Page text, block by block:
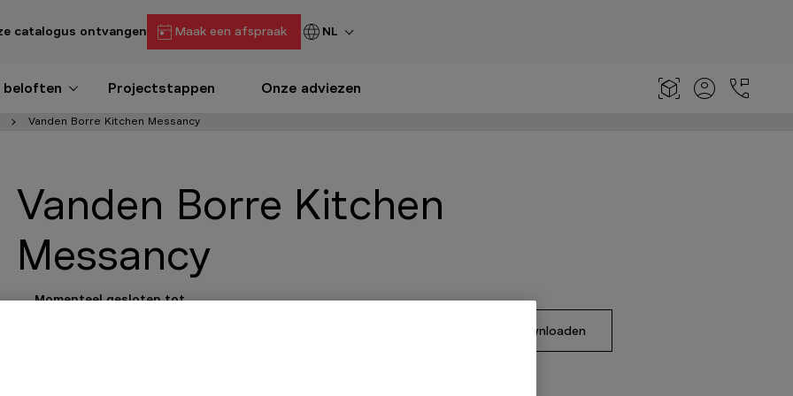
catalogus ontvangen Maak een afspraak NL
beloften Projectstappen Onze adviezen
Vanden Borre Kitchen Messancy
Vanden Borre Kitchen
Messancy
Momenteel gesloten tot
catalogus downloaden